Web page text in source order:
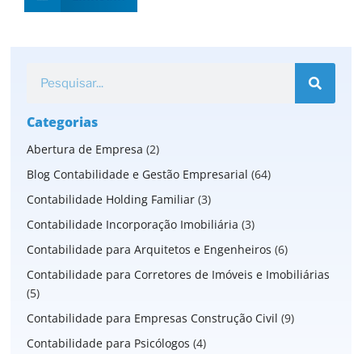
Categorias
Abertura de Empresa (2)
Blog Contabilidade e Gestão Empresarial (64)
Contabilidade Holding Familiar (3)
Contabilidade Incorporação Imobiliária (3)
Contabilidade para Arquitetos e Engenheiros (6)
Contabilidade para Corretores de Imóveis e Imobiliárias
(5)
Contabilidade para Empresas Construção Civil (9)
Contabilidade para Psicólogos (4)